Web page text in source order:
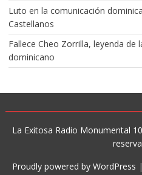
Luto en la comunicación
Castellanos
Fallece Cheo Zorrilla, leyenda de
dominicano
La Exitosa Radio Monumental
Proudly powered by WordPress |